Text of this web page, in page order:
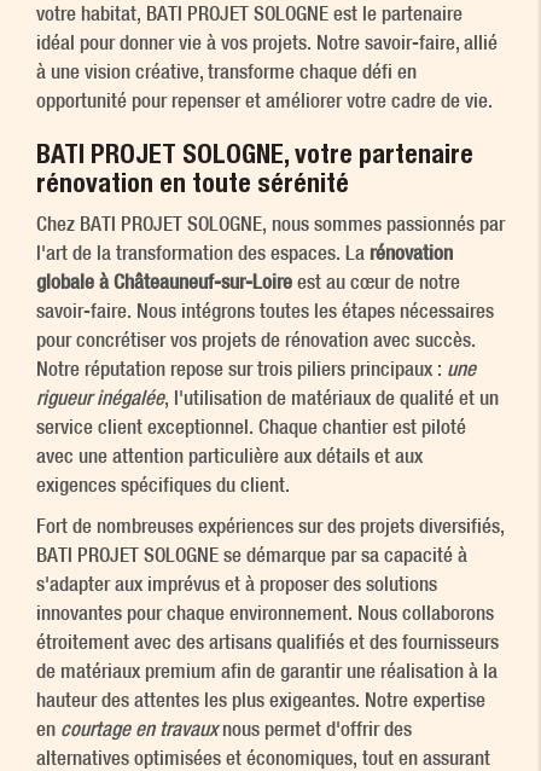
votre habitat, BATI PROJET SOLOGNE est le partenaire
idéal pour donner vie à vos projets. Notre savoir-faire, allié
à une vision créative, transforme chaque défi en
opportunité pour repenser et améliorer votre cadre de vie.
BATI PROJET SOLOGNE, votre partenaire
rénovation en toute sérénité
Chez BATI PROJET SOLOGNE, nous sommes passionnés par
l'art de la transformation des espaces. La rénovation
globale à Châteauneuf-sur-Loire est au cœur de notre
savoir-faire. Nous intégrons toutes les étapes nécessaires
pour concrétiser vos projets de rénovation avec succès.
Notre réputation repose sur trois piliers principaux : une
rigueur inégalée, l'utilisation de matériaux de qualité et un
service client exceptionnel. Chaque chantier est piloté
avec une attention particulière aux détails et aux
exigences spécifiques du client.
Fort de nombreuses expériences sur des projets diversifiés,
BATI PROJET SOLOGNE se démarque par sa capacité à
s'adapter aux imprévus et à proposer des solutions
innovantes pour chaque environnement. Nous collaborons
étroitement avec des artisans qualifiés et des fournisseurs
de matériaux premium afin de garantir une réalisation à la
hauteur des attentes les plus exigeantes. Notre expertise
en courtage en travauxnous permet d'offrir des
alternatives optimisées et économiques, tout en assurant